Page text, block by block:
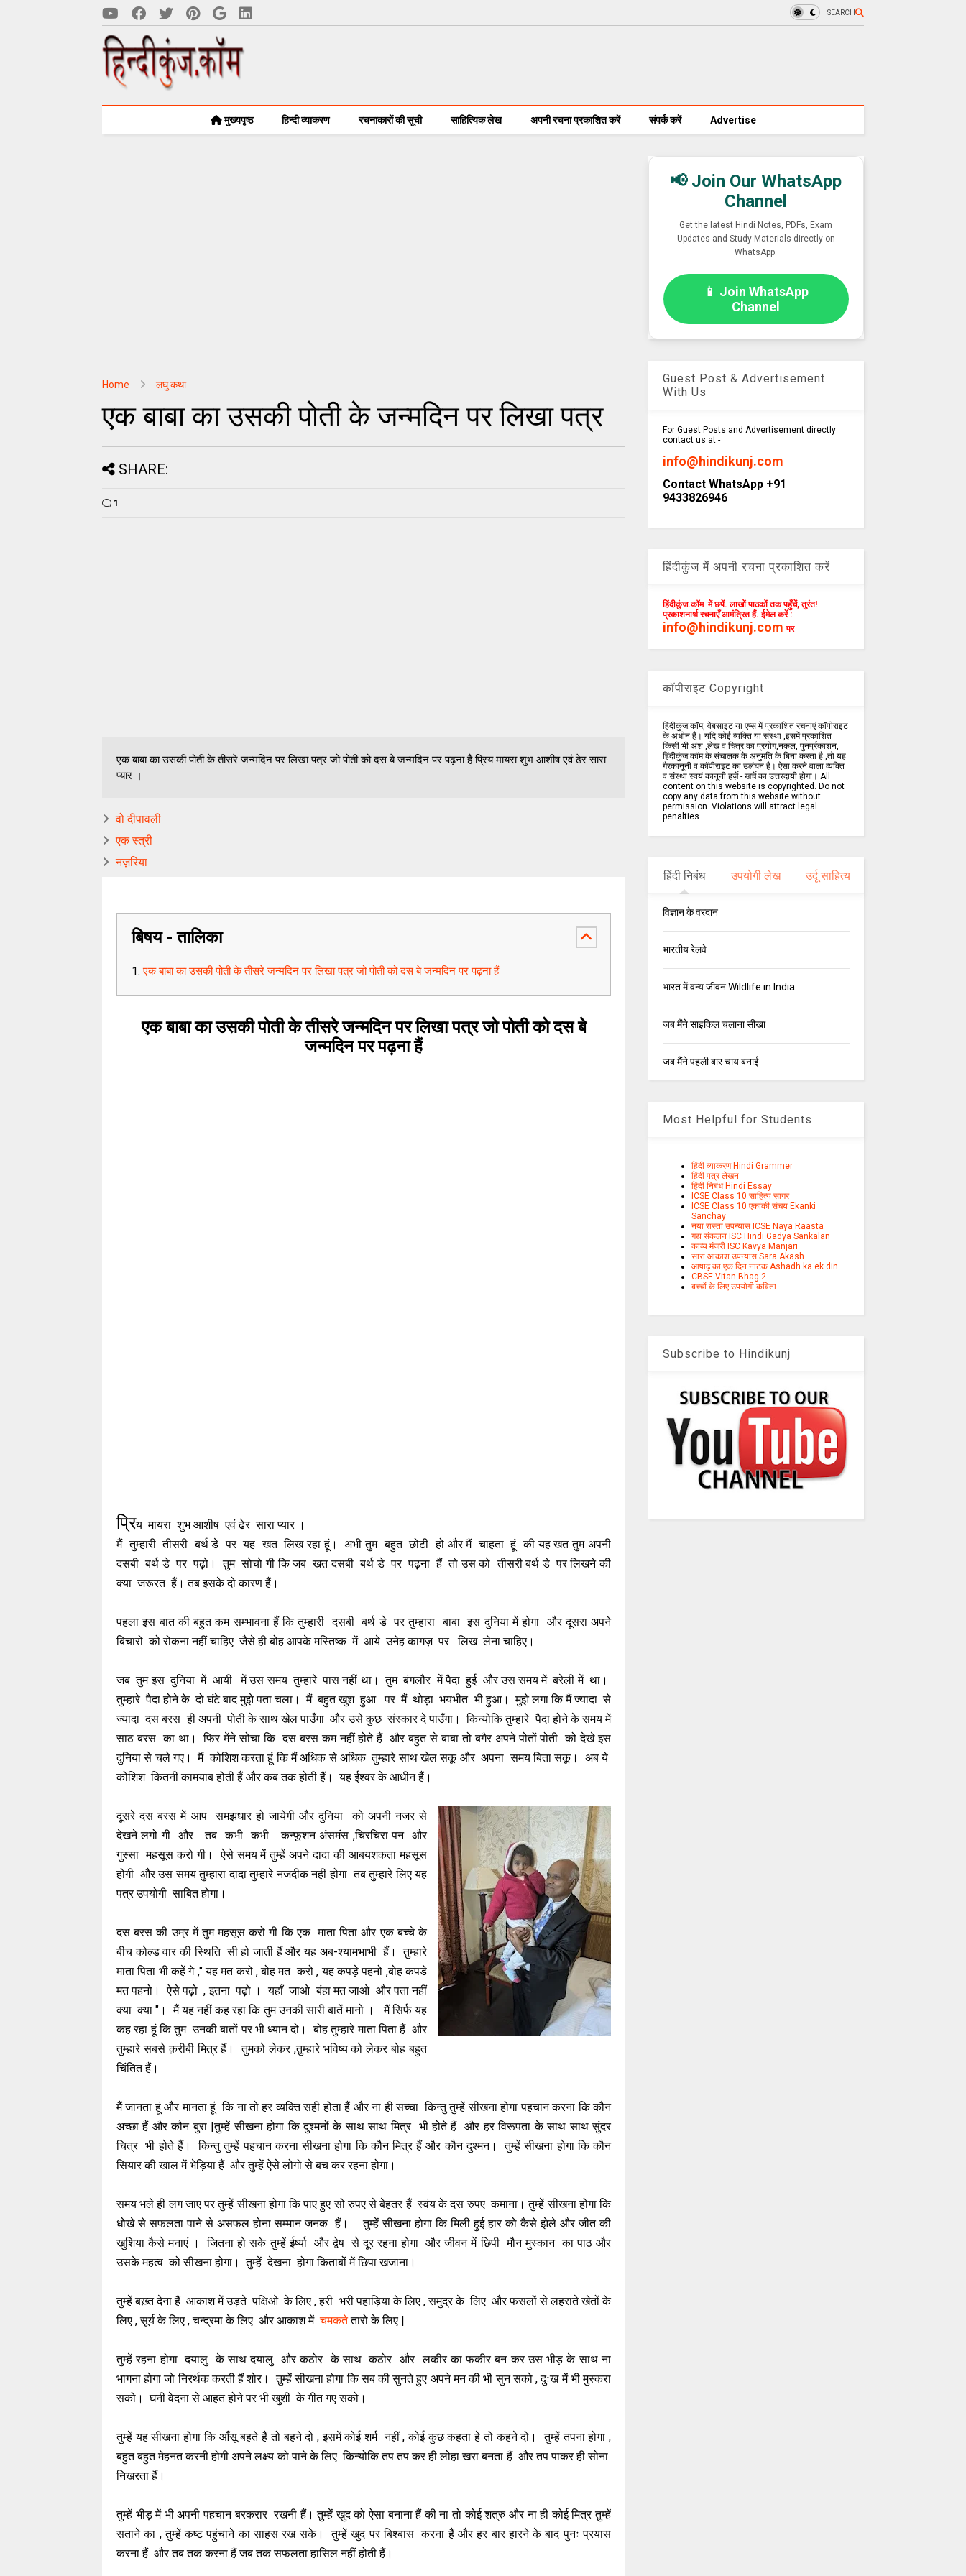
SEARCH
मुख्यपृष्ठ हिन्दी व्याकरण रचनाकारों की सूची साहित्यिक लेख अपनी रचना प्रकाशित करें संपर्क करें Advertise
Home लघु कथा
एक बाबा का उसकी पोती के जन्मदिन पर लिखा पत्र
SHARE:
1
एक बाबा का उसकी पोती के तीसरे जन्मदिन पर लिखा पत्र जो पोती को दस बे जन्मदिन पर पढ़ना हैं प्रिय मायरा शुभ आशीष एवं ढेर सारा
प्यार ।
वो दीपावली
एक स्त्री
नज़रिया
बिषय - तालिका
एक बाबा का उसकी पोती के तीसरे जन्मदिन पर लिखा पत्र जो पोती को दस बे जन्मदिन पर पढ़ना हैं
एक बाबा का उसकी पोती के तीसरे जन्मदिन पर लिखा पत्र जो पोती को दस बे
जन्मदिन पर पढ़ना हैं
प्रिय मायरा शुभ आशीष एवं ढेर सारा प्यार ।
मैं तुम्हारी तीसरी बर्थ डे पर यह खत लिख रहा हूं। अभी तुम बहुत छोटी हो और मैं चाहता हूं की यह खत तुम अपनी
दसबी बर्थ डे पर पढ़ो। तुम सोचो गी कि जब खत दसबी बर्थ डे पर पढ़ना हैं तो उस को तीसरी बर्थ डे पर लिखने की
क्या जरूरत हैं। तब इसके दो कारण हैं।
पहला इस बात की बहुत कम सम्भावना हैं कि तुम्हारी दसबी बर्थ डे पर तुम्हारा बाबा इस दुनिया में होगा और दूसरा अपने
बिचारो को रोकना नहीं चाहिए जैसे ही बोह आपके मस्तिष्क में आये उनेह कागज़ पर लिख लेना चाहिए।
जब तुम इस दुनिया में आयी में उस समय तुम्हारे पास नहीं था। तुम बंगलौर में पैदा हुई और उस समय में बरेली में था।
तुम्हारे पैदा होने के दो घंटे बाद मुझे पता चला। मैं बहुत खुश हुआ पर मैं थोड़ा भयभीत भी हुआ। मुझे लगा कि मैं ज्यादा से
ज्यादा दस बरस ही अपनी पोती के साथ खेल पाउँगा और उसे कुछ संस्कार दे पाउँगा। किन्योकि तुम्हारे पैदा होने के समय में
साठ बरस का था। फिर मेंने सोचा कि दस बरस कम नहीं होते हैं और बहुत से बाबा तो बगैर अपने पोतों पोती को देखे इस
दुनिया से चले गए। मैं कोशिश करता हूं कि मैं अधिक से अधिक तुम्हारे साथ खेल सकू और अपना समय बिता सकू। अब ये
कोशिश कितनी कामयाब होती हैं और कब तक होती हैं। यह ईश्वर के आधीन हैं।
दूसरे दस बरस में आप समझधार हो जायेगी और दुनिया को अपनी नजर से
देखने लगो गी और तब कभी कभी कन्फूशन अंसमंस ,चिरचिरा पन और
गुस्सा महसूस करो गी। ऐसे समय में तुम्हें अपने दादा की आबयशकता महसूस
होगी और उस समय तुम्हारा दादा तुम्हारे नजदीक नहीं होगा तब तुम्हारे लिए यह
पत्र उपयोगी साबित होगा।
दस बरस की उम्र में तुम महसूस करो गी कि एक माता पिता और एक बच्चे के
बीच कोल्ड वार की स्थिति सी हो जाती हैं और यह अब-श्यामभाभी हैं। तुम्हारे
माता पिता भी कहें गे ," यह मत करो , बोह मत करो , यह कपड़े पहनो ,बोह कपडे
मत पहनो। ऐसे पढ़ो , इतना पढ़ो । यहाँ जाओ बंहा मत जाओ और पता नहीं
क्या क्या "। मैं यह नहीं कह रहा कि तुम उनकी सारी बातें मानो । मैं सिर्फ यह
कह रहा हूं कि तुम उनकी बातों पर भी ध्यान दो। बोह तुम्हारे माता पिता हैं और
तुम्हारे सबसे क़रीबी मित्र हैं। तुमको लेकर ,तुम्हारे भविष्य को लेकर बोह बहुत
चिंतित हैं।
मैं जानता हूं और मानता हूं कि ना तो हर व्यक्ति सही होता हैं और ना ही सच्चा किन्तु तुम्हें सीखना होगा पहचान करना कि कौन
अच्छा हैं और कौन बुरा |तुम्हें सीखना होगा कि दुश्मनों के साथ साथ मित्र भी होते हैं और हर विरूपता के साथ साथ सुंदर
चित्र भी होते हैं। किन्तु तुम्हें पहचान करना सीखना होगा कि कौन मित्र हैं और कौन दुश्मन। तुम्हें सीखना होगा कि कौन
सियार की खाल में भेड़िया हैं और तुम्हें ऐसे लोगो से बच कर रहना होगा।
समय भले ही लग जाए पर तुम्हें सीखना होगा कि पाए हुए सो रुपए से बेहतर हैं स्वंय के दस रुपए कमाना। तुम्हें सीखना होगा कि
धोखे से सफलता पाने से असफल होना सम्मान जनक हैं। तुम्हें सीखना होगा कि मिली हुई हार को कैसे झेले और जीत की
खुशिया कैसे मनाएं । जितना हो सके तुम्हें ईर्ष्या और द्वेष से दूर रहना होगा और जीवन में छिपी मौन मुस्कान का पाठ और
उसके महत्व को सीखना होगा। तुम्हें देखना होगा किताबों में छिपा खजाना।
तुम्हें बख़्त देना हैं आकाश में उड़ते पक्षिओ के लिए , हरी भरी पहाड़िया के लिए , समुद्र के लिए और फसलों से लहराते खेतों के
लिए , सूर्य के लिए , चन्द्रमा के लिए और आकाश मेंचमकतेतारो के लिए |
तुम्हें रहना होगा दयालु के साथ दयालु और कठोर के साथ कठोर और लकीर का फकीर बन कर उस भीड़ के साथ ना
भागना होगा जो निरर्थक करती हैं शोर। तुम्हें सीखना होगा कि सब की सुनते हुए अपने मन की भी सुन सको , दुःख में भी मुस्करा
सको। घनी वेदना से आहत होने पर भी खुशी के गीत गए सको।
तुम्हें यह सीखना होगा कि आँसू बहते हैं तो बहने दो , इसमें कोई शर्म नहीं , कोई कुछ कहता हे तो कहने दो। तुम्हें तपना होगा ,
बहुत बहुत मेहनत करनी होगी अपने लक्ष्य को पाने के लिए किन्योकि तप तप कर ही लोहा खरा बनता हैं और तप पाकर ही सोना
निखरता हैं।
तुम्हें भीड़ में भी अपनी पहचान बरकरार रखनी हैं। तुम्हें खुद को ऐसा बनाना हैं की ना तो कोई शत्रु और ना ही कोई मित्र तुम्हें
सताने का , तुम्हें कष्ट पहुंचाने का साहस रख सके। तुम्हें खुद पर बिश्बास करना हैं और हर बार हारने के बाद पुनः प्रयास
करना हैं और तब तक करना हैं जब तक सफलता हासिल नहीं होती हैं।
📢 Join Our WhatsApp
Channel
Get the latest Hindi Notes, PDFs, Exam
Updates and Study Materials directly on
WhatsApp.
📱 Join WhatsApp
Channel
Guest Post & Advertisement
With Us
For Guest Posts and Advertisement directly
contact us at -
info@hindikunj.com
Contact WhatsApp +91
9433826946
हिंदीकुंज में अपनी रचना प्रकाशित करें
हिंदीकुंज.कॉम में छपें. लाखों पाठकों तक पहुँचें, तुरंत!
प्रकाशनार्थ रचनाएँ आमंत्रित हैं. ईमेल करें :
info@hindikunj.com पर
कॉपीराइट Copyright
हिंदीकुंज.कॉम, वेबसाइट या एप्स में प्रकाशित रचनाएं कॉपीराइट
के अधीन हैं। यदि कोई व्यक्ति या संस्था ,इसमें प्रकाशित
किसी भी अंश ,लेख व चित्र का प्रयोग,नकल, पुनर्प्रकाशन,
हिंदीकुंज.कॉम के संचालक के अनुमति के बिना करता है ,तो यह
गैरकानूनी व कॉपीराइट का उलंघन है। ऐसा करने वाला व्यक्ति
व संस्था स्वयं कानूनी हर्ज़े - खर्चे का उत्तरदायी होगा। All
content on this website is copyrighted. Do not
copy any data from this website without
permission. Violations will attract legal
penalties.
हिंदी निबंध उपयोगी लेख उर्दू साहित्य
विज्ञान के वरदान
भारतीय रेलवे
भारत में वन्य जीवन Wildlife in India
जब मैंने साइकिल चलाना सीखा
जब मैंने पहली बार चाय बनाई
Most Helpful for Students
हिंदी व्याकरण Hindi Grammer
हिंदी पत्र लेखन
हिंदी निबंध Hindi Essay
ICSE Class 10 साहित्य सागर
ICSE Class 10 एकांकी संचय Ekanki
Sanchay
नया रास्ता उपन्यास ICSE Naya Raasta
गद्य संकलन ISC Hindi Gadya Sankalan
काव्य मंजरी ISC Kavya Manjari
सारा आकाश उपन्यास Sara Akash
आषाढ़ का एक दिन नाटक Ashadh ka ek din
CBSE Vitan Bhag 2
बच्चों के लिए उपयोगी कविता
Subscribe to Hindikunj